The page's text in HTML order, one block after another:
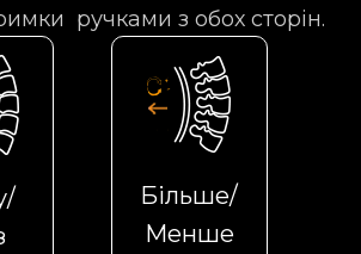
ручками з обох сторін.
Більше/
Менше